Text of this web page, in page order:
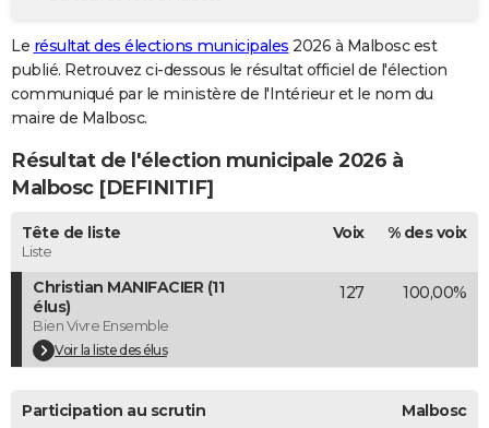
GUIDES D'ACHAT
BONS PLANS
CARTE DE VOEUX
Carte de Noël
Carte Bonne année
Carte Saint-Valentin
Carte Pâques
Carte d'anniversaire
DICTIONNAIRE
Dictionnaire
Biographies
Citations
Expressions
Proverbes
PROGRAMME TV
COPAINS D'AVANT
S'inscrire
Se connecter
Lycées
Collèges
Primaires
Universités
Entreprises
Service militaire
Avis de recherche
AVIS DE DÉCÈS
Bricolage
Lifestyle
Culture
Sport
Auto
Television
Voyage
Cinema
Le résultat des élections municipales 2026 à Malbosc est
publié. Retrouvez ci-dessous le résultat officiel de l'élection
communiqué par le ministère de l'Intérieur et le nom du
maire de Malbosc.
Résultat de l'élection municipale 2026 à
Malbosc [DEFINITIF]
Tête de liste
Liste
Voix % des voix
Christian MANIFACIER (11
élus)
Bien Vivre Ensemble
Voir la liste des élus
127 100,00%
Participation au scrutin Malbosc